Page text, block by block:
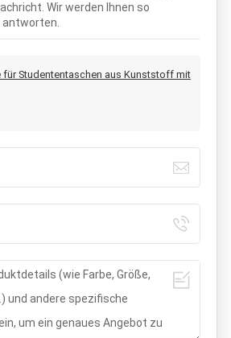
Wir werden Ihnen so
antworten.
für Studententaschen aus Kunststoff mit